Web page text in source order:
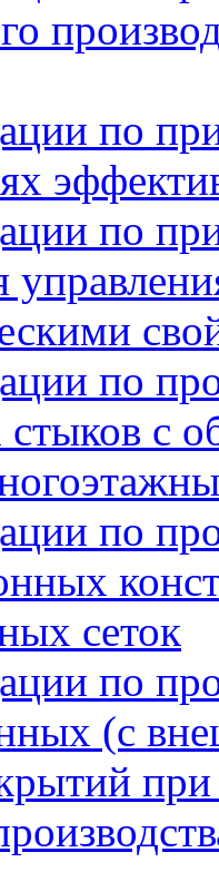
по
по
по
стыков с
по
сеток
по
(с
при